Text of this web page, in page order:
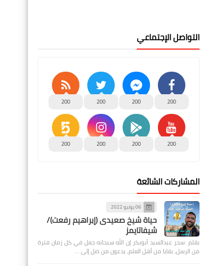
التواصل الإجتماعي
200
200
200
200
200
200
200
200
المشاركات الشائعة
06 يونيو 2022
حياة شيخ صعيدى (إبراهيم رفعت)/
شيفاتايمز
بقلم :سحر عبدالسيد أبوبكر إن الله سبحانه جعل في كل زمان فترة
من الرسل، بقايا من أهل العلم، يدعون من ضل إلى …